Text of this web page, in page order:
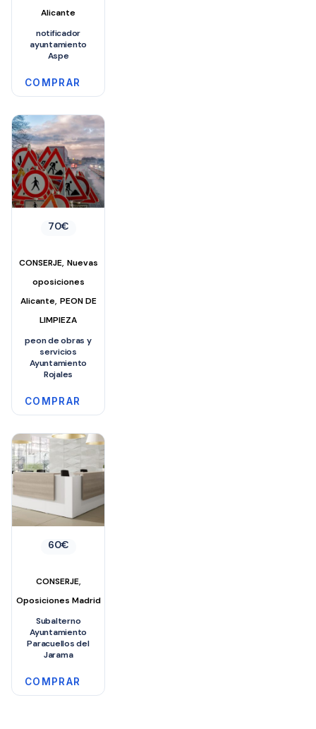
Alicante
notificador
ayuntamiento
Aspe
COMPRAR
70€
CONSERJE, Nuevas
oposiciones
Alicante, PEON DE
LIMPIEZA
peon de obras y
servicios
Ayuntamiento
Rojales
COMPRAR
60€
CONSERJE,
Oposiciones Madrid
Subalterno
Ayuntamiento
Paracuellos del
Jarama
COMPRAR